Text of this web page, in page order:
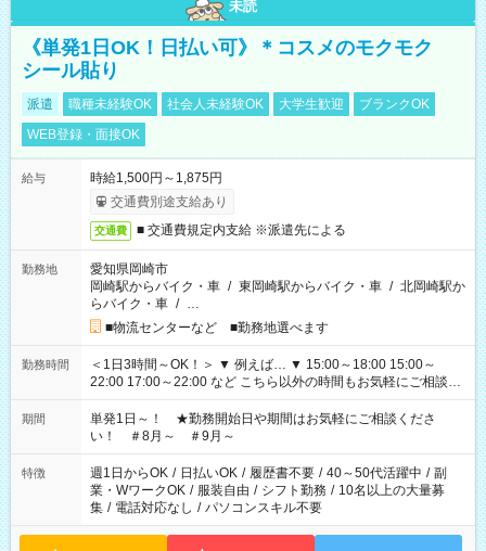
未読
《単発1日OK！日払い可》＊コスメのモクモク
シール貼り
派遣 職種未経験OK 社会人未経験OK 大学生歓迎
ブランクOK
WEB登録・面接OK
給与
時給1,500円～1,875円
交通費別途支給あり
交通費 ■ 交通費規定内支給 ※派遣先による
勤務地
愛知県岡崎市
岡崎駅からバイク・車 / 東岡崎駅からバイク・車 / 北岡崎駅か
らバイク・車 / …
■物流センターなど ■勤務地選べます
勤務時間
＜1日3時間～OK！＞ ▼ 例えば… ▼ 15:00～18:00 15:00～
22:00 17:00～22:00 など こちら以外の時間もお気軽にご相談く
ださい！
期間
単発1日～！ ★勤務開始日や期間はお気軽にご相談くださ
い！ ＃8月～ ＃9月～
特徴 週1日からOK / 日払いOK / 履歴書不要 / 40～50代活躍中 / 副
業・WワークOK / 服装自由 / シフト勤務 / 10名以上の大量募
集 / 電話対応なし / パソコンスキル不要